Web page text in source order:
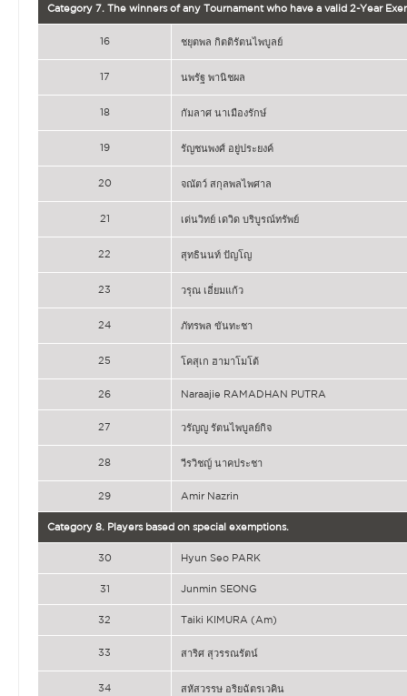
Category 7. The winners of any Tournament who have a valid 2-Year
16 ชยุตพล กิตติรัตนไพบูลย์
17 นพรัฐ พานิชผล
18 กัมลาศ นาเมืองรักษ์
19 รัญชนพงศ์ อยู่ประยงค์
20 จณัตว์ สกุลพลไพศาล
21 เด่นวิทย์ เดวิด บริบูรณ์ทรัพย์
22 สุทธินนท์ ปัญโญ
23 วรุณ เอี่ยมแก้ว
24 ภัทรพล ขันทะชา
25 โคสุเก ฮามาโมโต้
26 Naraajie RAMADHAN PUTRA
27 วรัญญู รัตนไพบูลย์กิจ
28 วีรวิชญ์ นาคประชา
29 Amir Nazrin
Category 8. Players based on special exemptions.
30 Hyun Seo PARK
31 Junmin SEONG
32 Taiki KIMURA (Am)
33 สาริศ สุวรรณรัตน์
34 สหัสวรรษ อริยฉัตรเวคิน